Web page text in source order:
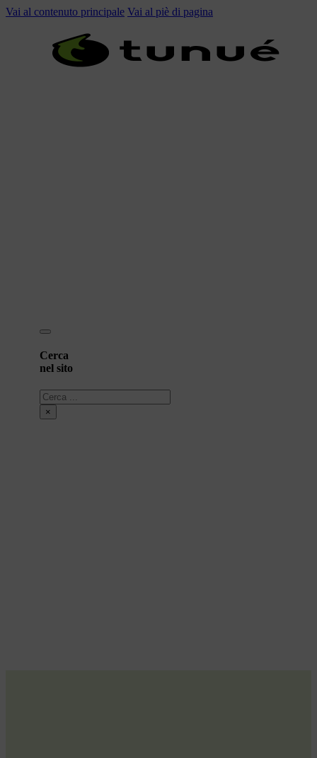
Vai al contenuto principale Vai al piè di pagina
Cerca
nel sito
Cerca
×